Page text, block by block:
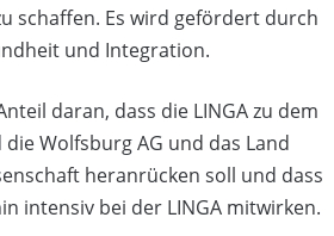
schaffen. Es wird gefördert durch
und Integration.
daran, dass die LINGA zu dem
Wolfsburg AG und das Land
heranrücken soll und dass
intensiv bei der LINGA mitwirken.